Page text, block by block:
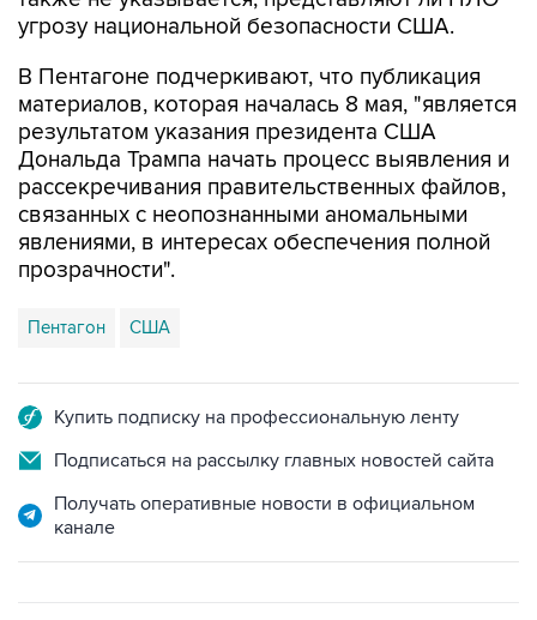
угрозу национальной безопасности США.
В Пентагоне подчеркивают, что публикация
материалов, которая началась 8 мая, "является
результатом указания президента США
Дональда Трампа начать процесс выявления и
рассекречивания правительственных файлов,
связанных с неопознанными аномальными
явлениями, в интересах обеспечения полной
прозрачности".
Пентагон США
Купить подписку на профессиональную ленту
Подписаться на рассылку главных новостей сайта
Получать оперативные новости в официальном
канале